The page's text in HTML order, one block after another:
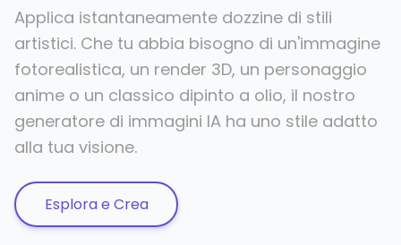
Applica istantaneamente dozzine di stili
artistici. Che tu abbia bisogno di un'immagine
fotorealistica, un render 3D, un personaggio
anime o un classico dipinto a olio, il nostro
generatore di immagini IA ha uno stile adatto
alla tua visione.
Esplora e Crea